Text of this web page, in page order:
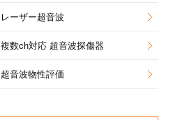
レーザー超音波
複数ch対応 超音波探傷器
超音波物性評価